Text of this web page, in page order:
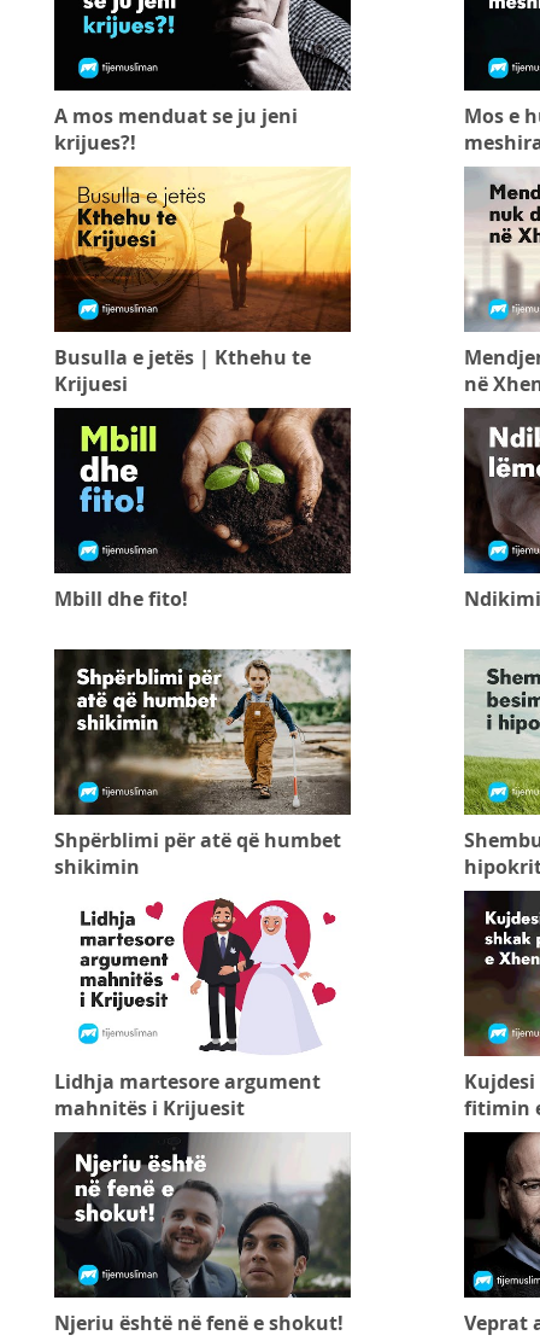
A mos menduat se ju jeni
krijues?!
Mos e
Busulla e jetës | Kthehu te
Krijuesi
në
Mbill dhe fito!
Shpërblimi për atë që humbet
shikimin
Lidhja martesore argument
mahnitës i Krijuesit
fitimin
Njeriu është në fenë e shokut! Veprat